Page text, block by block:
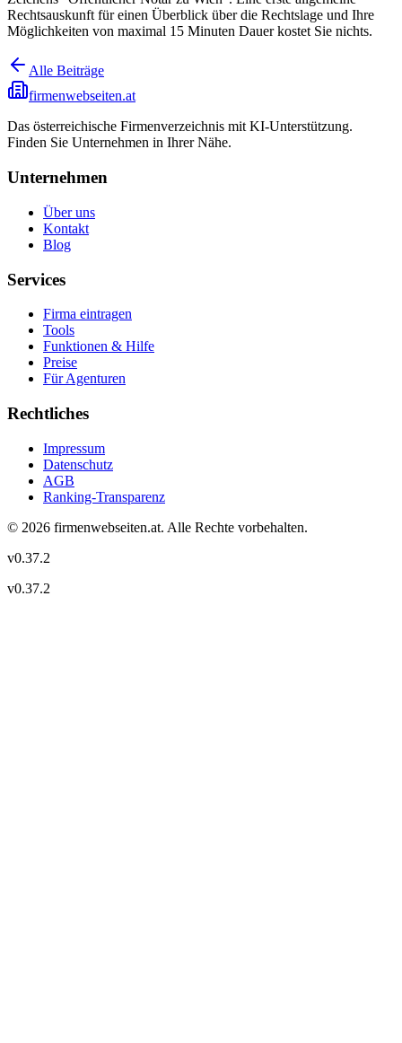
Rechtsauskunft für einen Überblick über die Rechtslage und Ihre
Möglichkeiten von maximal 15 Minuten Dauer kostet Sie nichts.
Alle Beiträge
firmenwebseiten.at
Das österreichische Firmenverzeichnis mit KI-Unterstützung.
Finden Sie Unternehmen in Ihrer Nähe.
Unternehmen
Über uns
Kontakt
Blog
Services
Firma eintragen
Tools
Funktionen & Hilfe
Preise
Für Agenturen
Rechtliches
Impressum
Datenschutz
AGB
Ranking-Transparenz
© 2026 firmenwebseiten.at. Alle Rechte vorbehalten.
v0.37.2
v0.37.2